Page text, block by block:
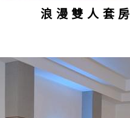
浪漫雙人套房